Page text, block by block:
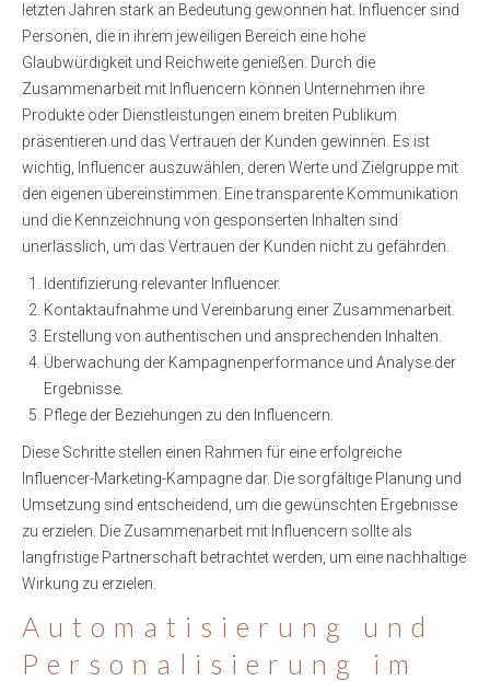
letzten Jahren stark an Bedeutung gewonnen hat. Influencer sind
Personen, die in ihrem jeweiligen Bereich eine hohe
Glaubwürdigkeit und Reichweite genießen. Durch die
Zusammenarbeit mit Influencern können Unternehmen ihre
Produkte oder Dienstleistungen einem breiten Publikum
präsentieren und das Vertrauen der Kunden gewinnen. Es ist
wichtig, Influencer auszuwählen, deren Werte und Zielgruppe mit
den eigenen übereinstimmen. Eine transparente Kommunikation
und die Kennzeichnung von gesponserten Inhalten sind
unerlässlich, um das Vertrauen der Kunden nicht zu gefährden.
Identifizierung relevanter Influencer.
Kontaktaufnahme und Vereinbarung einer Zusammenarbeit.
Erstellung von authentischen und ansprechenden Inhalten.
Überwachung der Kampagnenperformance und Analyse der
Ergebnisse.
Pflege der Beziehungen zu den Influencern.
Diese Schritte stellen einen Rahmen für eine erfolgreiche
Influencer-Marketing-Kampagne dar. Die sorgfältige Planung und
Umsetzung sind entscheidend, um die gewünschten Ergebnisse
zu erzielen. Die Zusammenarbeit mit Influencern sollte als
langfristige Partnerschaft betrachtet werden, um eine nachhaltige
Wirkung zu erzielen.
Automatisierung und
Personalisierung im